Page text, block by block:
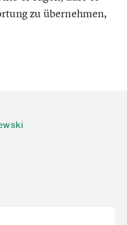
zu übernehmen,